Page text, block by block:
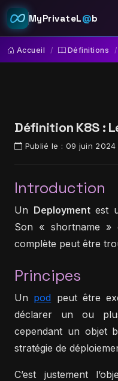
MyPrivateL@b
Accueil Définitions
Définition K8S :
Publié le : 09 juin 2024
Introduction
Un Deploymentest
Son « shortname »
complète peut être
Principes
Un pod peut être
déclarer un ou
cependant un objet
stratégie de
C’est justement